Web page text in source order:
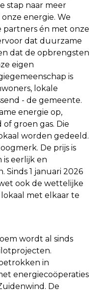
stap naar meer
energie. We
partners én met onze
dat duurzame
dat de opbrengsten
eigen
is
lokale
- de gemeente.
energie op,
groen gas. Die
worden gedeeld.
De prijs is
is eerlijk en
Sinds 1 januari 2026
ook de wettelijke
met elkaar te
wordt al sinds
in
energiecoöperaties
De